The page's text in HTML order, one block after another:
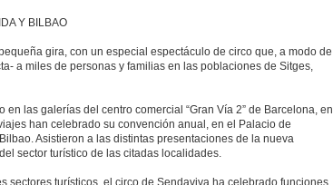
Y BILBAO
gira, con un especial espectáculo de circo que, a modo de
a miles de personas y familias en las poblaciones de Sitges,
las galerías del centro comercial “Gran Vía 2” de Barcelona, en
han celebrado su convención anual, en el Palacio de
Asistieron a las distintas presentaciones de la nueva
sector turístico de las citadas localidades.
sectores turísticos, el circo de Sendaviva ha celebrado funciones